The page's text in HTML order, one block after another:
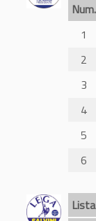
Num.
1
2
3
4
5
6